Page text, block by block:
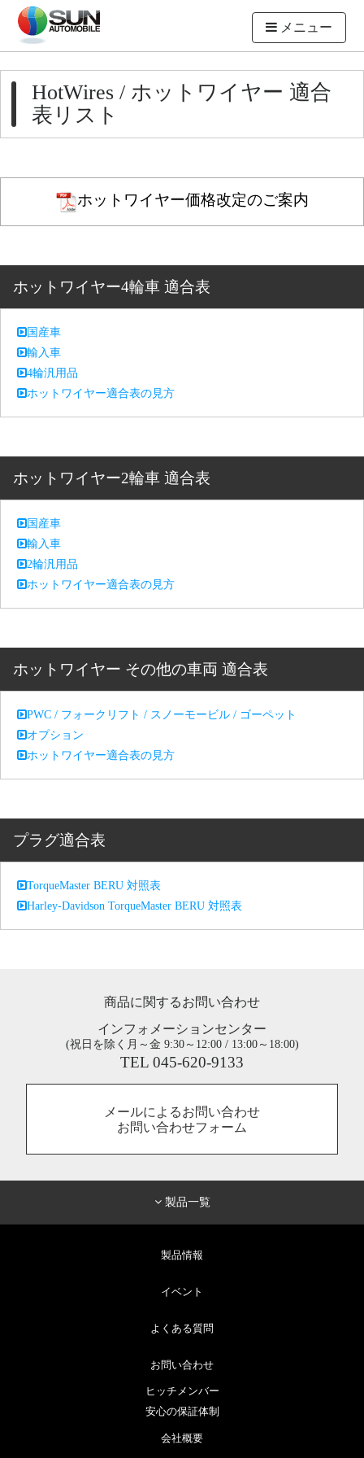
メニュー
HotWires / ホットワイヤー 適合
表リスト
ホットワイヤー価格改定のご案内
ホットワイヤー4輪車 適合表
国産車
輸入車
4輪汎用品
ホットワイヤー適合表の見方
ホットワイヤー2輪車 適合表
国産車
輸入車
2輪汎用品
ホットワイヤー適合表の見方
ホットワイヤー その他の車両 適合表
PWC / フォークリフト / スノーモービル / ゴーペット
オプション
ホットワイヤー適合表の見方
プラグ適合表
TorqueMaster BERU 対照表
Harley-Davidson TorqueMaster BERU 対照表
商品に関するお問い合わせ
インフォメーションセンター
(祝日を除く月～金 9:30～12:00 / 13:00～18:00)
TEL 045-620-9133
メールによるお問い合わせ
お問い合わせフォーム
製品一覧
製品情報
イベント
よくある質問
お問い合わせ
ヒッチメンバー
安心の保証体制
会社概要